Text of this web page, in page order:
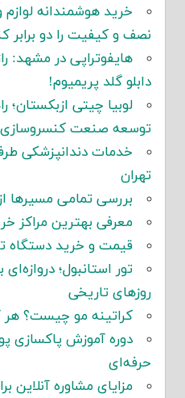
خرید هوشمندانه
نصف و کیفیت را دو برابر
هایفوتراپی در مشهد:
دابلو گلد پریمیوم!
لوبیا چیتی ازبکستان؛
توسعه صنعت کنسروسازی
خدمات دندانپزشکی
تهران
بررسی تمامی مسیرها
معرفی بهترین مراکز
قیمت و خرید دستگاه
تور استانبول؛
روزهای تاریخی
کراتینه مو چیست؟ هر
دوره آموزش پاکسازی
حرفه‌ای
مزایای مشاوره آنلاین